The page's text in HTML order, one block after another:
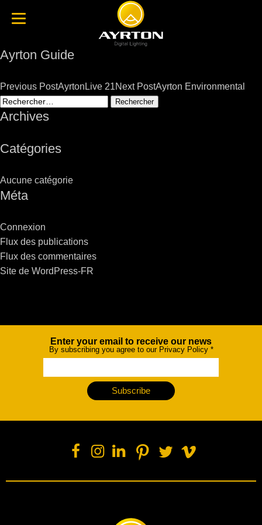
Ayrton Guide
Post
navigation
Previous PostAyrtonLive 21Next PostAyrton Environmental
Rechercher :
Archives
Catégories
Aucune catégorie
Méta
Connexion
Flux des publications
Flux des commentaires
Site de WordPress-FR
NewsletterEnter your email to receive our news
By subscribing you agree to our Privacy Policy *
Subscribe